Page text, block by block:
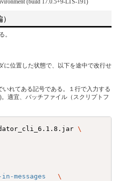
。
に位置した状態で、以下を途中で改行せ
れてある記号である。１行で入力する
適宜、バッチファイル（スクリプトフ
\
messages
\